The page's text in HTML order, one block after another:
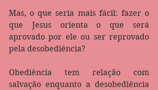
Mas, o que seria mais fácil: fazer o
que Jesus orienta o que será
aprovado por ele ou ser reprovado
pela desobediência?
Obediência tem relação com
salvação enquanto a desobediência